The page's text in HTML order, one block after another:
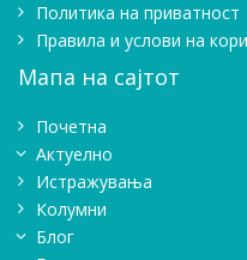
Политика на приватност
Правила и услови на
Мапа на сајтот
Почетна
Актуелно
Истражувањa
Колумни
Блог